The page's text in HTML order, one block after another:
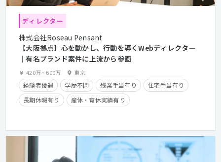
ディレクター
株式会社Roseau Pensant
【大阪拠点】心を動かし、行動を導くWebディレクター
｜有名ブランド案件に上流から参画
420万~600万 東京
経験者優遇 学歴不問 残業手当有り
住宅手当有り
長期休暇有り
産休・育休実績有り